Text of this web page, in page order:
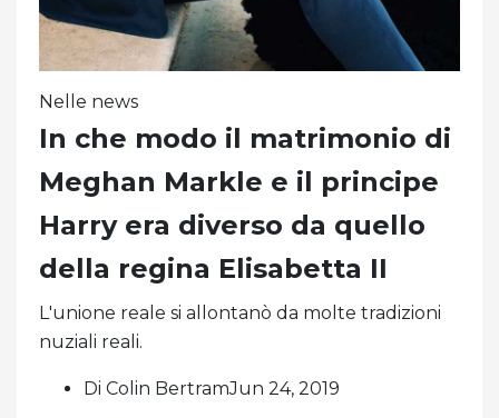
Nelle news
In che modo il matrimonio di
Meghan Markle e il principe
Harry era diverso da quello
della regina Elisabetta II
L'unione reale si allontanò da molte tradizioni
nuziali reali.
Di Colin BertramJun 24, 2019